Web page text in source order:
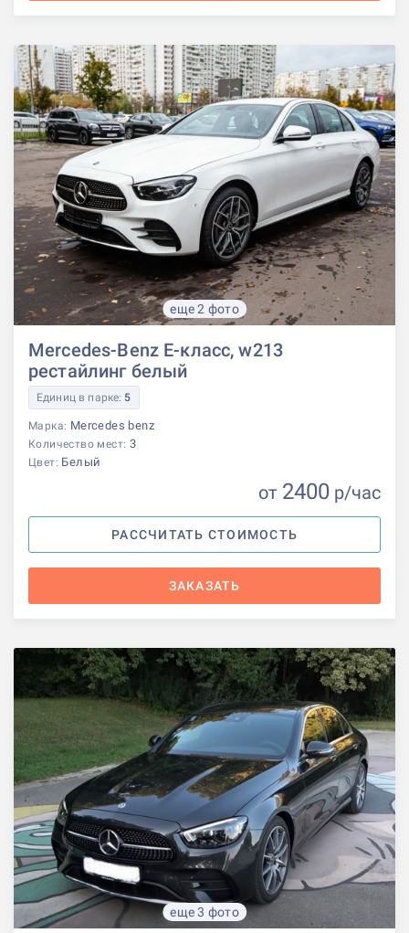
еще 2 фото
Mercedes-Benz E-класс, w213
рестайлинг белый
Единиц в парке: 5
Марка: Mercedes benz
Количество мест: 3
Цвет: Белый
от 2400 р/час
РАССЧИТАТЬ СТОИМОСТЬ
ЗАКАЗАТЬ
еще 3 фото